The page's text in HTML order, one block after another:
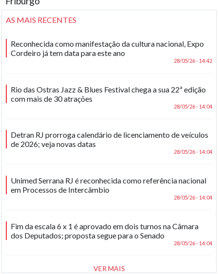
AS MAIS RECENTES
Reconhecida como manifestação da cultura nacional, Expo
Cordeiro já tem data para este ano
28/05/26 - 14:42
Rio das Ostras Jazz & Blues Festival chega a sua 22ª edição
com mais de 30 atrações
28/05/26 - 14:04
Detran RJ prorroga calendário de licenciamento de veículos
de 2026; veja novas datas
28/05/26 - 14:04
Unimed Serrana RJ é reconhecida como referência nacional
em Processos de Intercâmbio
28/05/26 - 14:04
Fim da escala 6 x 1 é aprovado em dois turnos na Câmara
dos Deputados; proposta segue para o Senado
28/05/26 - 14:04
VER MAIS